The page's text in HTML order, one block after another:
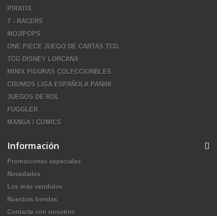
PIRATIX
T - RACERS
MOJIPOPS
ONE PIECE JUEGO DE CARTAS TCG
TCG DISNEY LORCANA
MINIX FIGURAS COLECCIONBLES
CROMOS LIGA ESPAÑOLA PANINI
JUEGOS DE ROL
FUGGLER
MANGA / COMICS
Información
Promociones especiales
Novedades
Los más vendidos
Nuestras tiendas
Contacte con nosotros